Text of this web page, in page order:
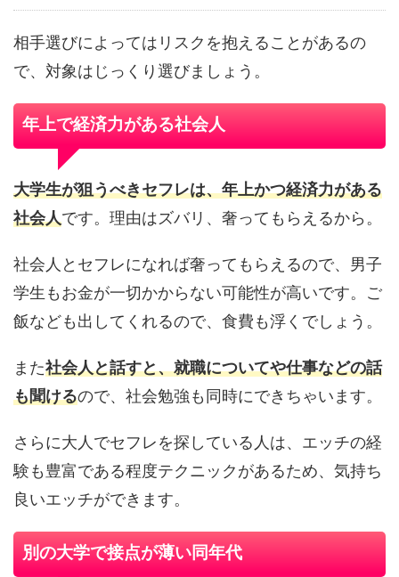
相手選びによってはリスクを抱えることがあるの
で、対象はじっくり選びましょう。
年上で経済力がある社会人
大学生が狙うべきセフレは、年上かつ経済力がある
社会人です。理由はズバリ、奢ってもらえるから。
社会人とセフレになれば奢ってもらえるので、男子
学生もお金が一切かからない可能性が高いです。ご
飯なども出してくれるので、食費も浮くでしょう。
また社会人と話すと、就職についてや仕事などの話
も聞けるので、社会勉強も同時にできちゃいます。
さらに大人でセフレを探している人は、エッチの経
験も豊富である程度テクニックがあるため、気持ち
良いエッチができます。
別の大学で接点が薄い同年代